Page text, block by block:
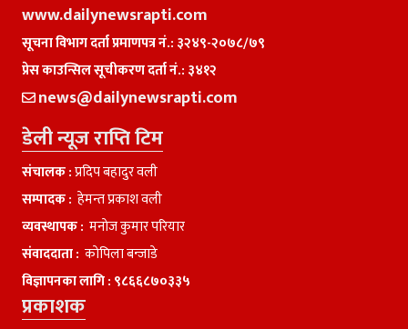
www.dailynewsrapti.com
सूचना विभाग दर्ता प्रमाणपत्र नं.: ३२४९-२०७८/७९
प्रेस काउन्सिल सूचीकरण दर्ता नं.: ३४१२
news@dailynewsrapti.com
डेली न्यूज राप्ति टिम
संचालक :प्रदिप बहादुर वली
सम्पादक : हेमन्त प्रकाश वली
व्यवस्थापक : मनाेज कुमार परियार
संवाददाता : काेपिला बन्जाडे
विज्ञापनका लागि : ९८६६८७०३३५
प्रकाशक